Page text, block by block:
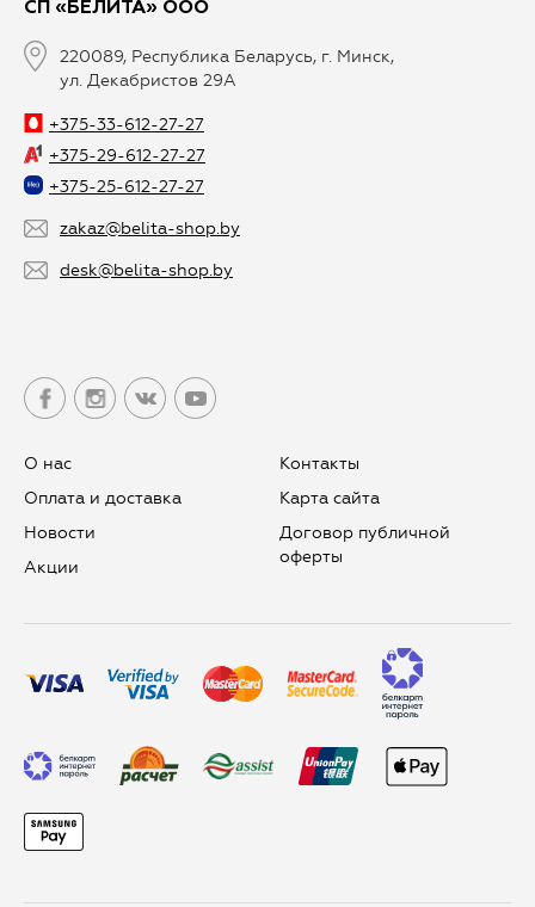
СП «БЕЛИТА» ООО
220089, Республика Беларусь, г. Минск,
ул. Декабристов 29А
+375-33-612-27-27
+375-29-612-27-27
+375-25-612-27-27
zakaz@belita-shop.by
desk@belita-shop.by
О нас
Оплата и доставка
Новости
Aкции
Контакты
Карта сайта
Договор публичной
оферты